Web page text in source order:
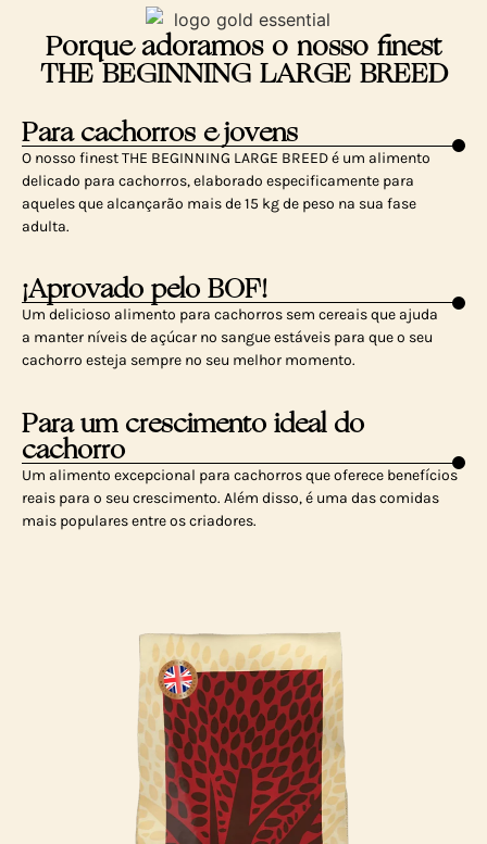
Porque adoramos o nosso finest
THE BEGINNING LARGE BREED
Para cachorros e jovens
O nosso finest THE BEGINNING LARGE BREED é um alimento
delicado para cachorros, elaborado especificamente para
aqueles que alcançarão mais de 15 kg de peso na sua fase
adulta.
¡Aprovado pelo BOF!
Um delicioso alimento para cachorros sem cereais que ajuda
a manter níveis de açúcar no sangue estáveis para que o seu
cachorro esteja sempre no seu melhor momento.
Para um crescimento ideal do
cachorro
Um alimento excepcional para cachorros que oferece benefícios
reais para o seu crescimento. Além disso, é uma das comidas
mais populares entre os criadores.